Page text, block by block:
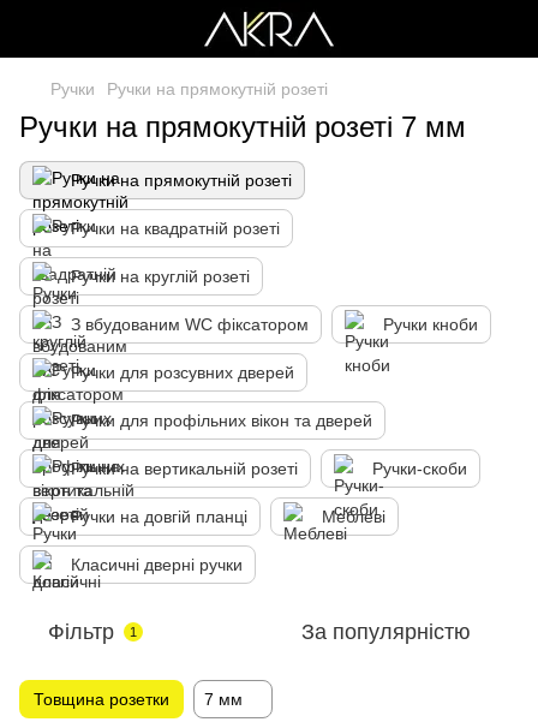
Ручки Ручки на прямокутній розеті
Ручки на прямокутній розеті 7 мм
Ручки на прямокутній розеті
Ручки на квадратній розеті
Ручки на круглій розеті
З вбудованим WC фіксатором Ручки кноби
Ручки для розсувних дверей
Ручки для профільних вікон та дверей
Ручки на вертикальній розеті Ручки-скоби
Ручки на довгій планці Меблеві
Класичні дверні ручки
Фільтр 1 За популярністю
Товщина розетки 7 мм